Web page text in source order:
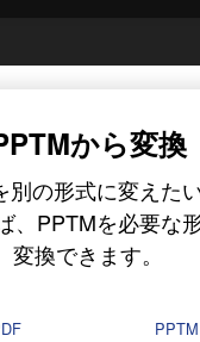
から変換
別の形式に変えた
、PPTMを必要な
変換できます。